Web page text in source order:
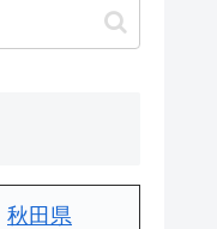
秋田県